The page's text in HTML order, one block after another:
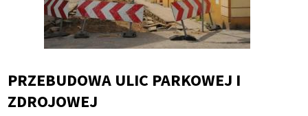
PRZEBUDOWA ULIC PARKOWEJ I
ZDROJOWEJ